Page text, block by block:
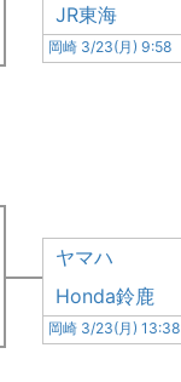
JR東海
岡崎 3/23(月) 9:58
ヤマハ
Honda鈴鹿
岡崎 3/23(月) 13:38